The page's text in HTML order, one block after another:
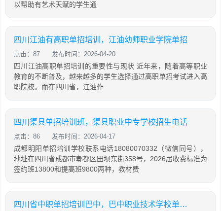
以帮助有艺术天赋的学生通
四川江油有高职单招培训，江油幼师职业学院单招
点击：87 发布时间：2026-04-20
四川江油高职单招培训的重要性与现状 近年来，随着高等职业
教育的不断普及，越来越多的学生选择通过高职单招考试进入高
职院校。而在四川省，江油作
四川渠县单招培训班，渠县职业中专学校招生电话
点击：86 发布时间：2026-04-17
成都明阳单招培训学校联系电话18080070332（微信同号），
地址在四川省成都市郫都区田坝东街358号，2026届收费标准为
签约班13800和提高班9800两种，教材费
四川省中职单招培训巴中，巴中职业技术学校单招成绩查询